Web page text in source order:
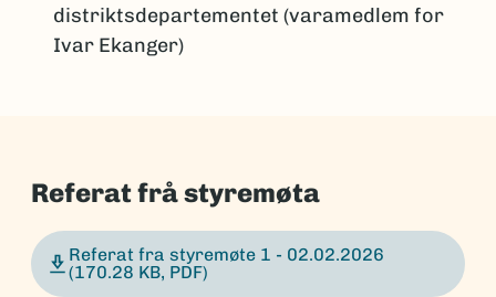
distriktsdepartementet (varamedlem for
Ivar Ekanger)
Referat frå styremøta
Referat fra styremøte 1 - 02.02.2026
(170.28 KB, PDF)